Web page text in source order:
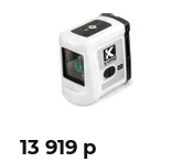
13 919 p